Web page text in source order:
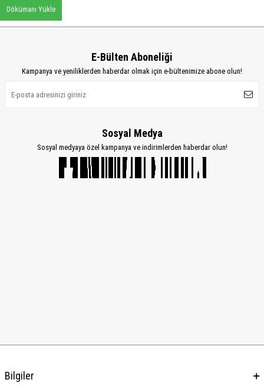
Dökümanı Yükle
E-Bülten Aboneliği
Kampanya ve yeniliklerden haberdar olmak için e-bültenimize abone olun!
Sosyal Medya
Sosyal medyaya özel kampanya ve indirimlerden haberdar olun!
Bilgiler